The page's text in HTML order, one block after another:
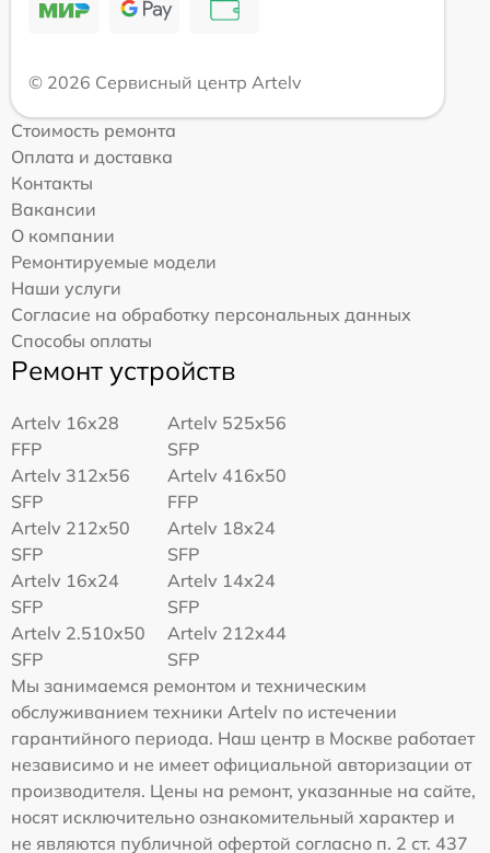
© 2026 Сервисный центр Artelv
Стоимость ремонта
Оплата и доставка
Контакты
Вакансии
О компании
Ремонтируемые модели
Наши услуги
Согласие на обработку персональных данных
Способы оплаты
Ремонт устройств
Artelv 16x28
FFP
Artelv 525x56
SFP
Artelv 312x56
SFP
Artelv 416x50
FFP
Artelv 212x50
SFP
Artelv 18x24
SFP
Artelv 16x24
SFP
Artelv 14x24
SFP
Artelv 2.510x50
SFP
Artelv 212x44
SFP
Мы занимаемся ремонтом и техническим
обслуживанием техники Artelv по истечении
гарантийного периода. Наш центр в Москве работает
независимо и не имеет официальной авторизации от
производителя. Цены на ремонт, указанные на сайте,
носят исключительно ознакомительный характер и
не являются публичной офертой согласно п. 2 ст. 437